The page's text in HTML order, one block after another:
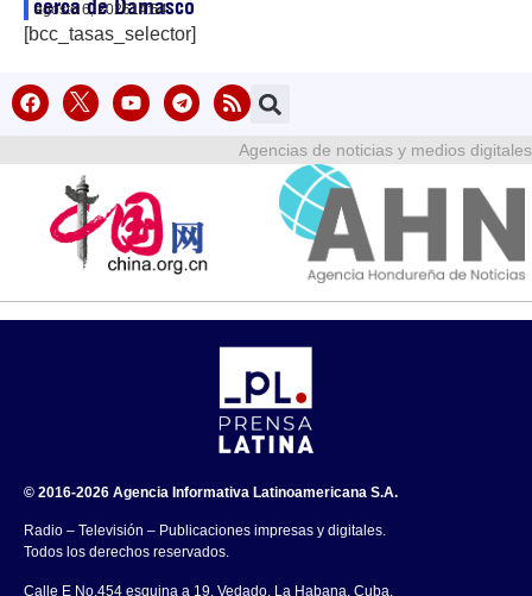
cerca de Damasco
agosto 6, 202614:54
[bcc_tasas_selector]
Agencias de noticias y medios digitales
© 2016-2026 Agencia Informativa Latinoamericana S.A.
Radio – Televisión – Publicaciones impresas y digitales.
Todos los derechos reservados.
Calle E No.454 esquina a 19, Vedado, La Habana, Cuba.